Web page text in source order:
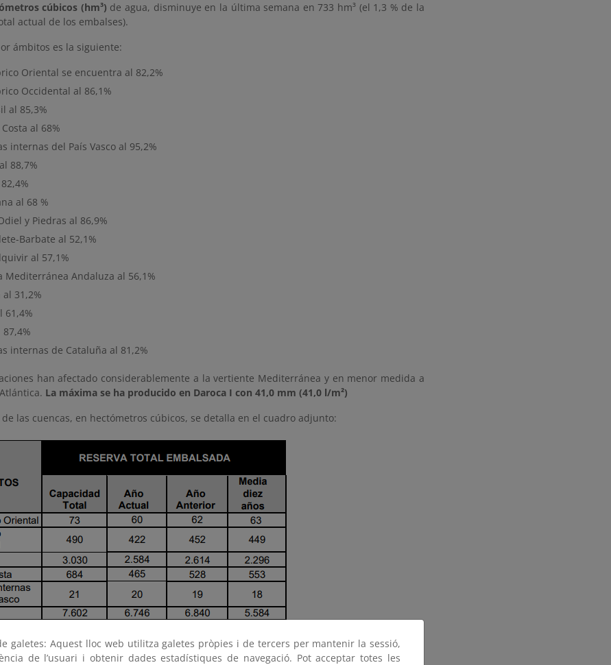
cúbicos (hm³) de agua, disminuye en la última semana en 733 hm³ (el 1,3 % de la
actual de los embalses).
ámbitos es la siguiente:
Oriental se encuentra al 82,2%
Occidental al 86,1%
al 85,3%
al 68%
internas del País Vasco al 95,2%
88,7%
al 68 %
y Piedras al 86,9%
Barbate al 52,1%
al 57,1%
Mediterránea Andaluza al 56,1%
al 31,2%
61,4%
87,4%
internas de Cataluña al 81,2%
han afectado considerablemente a la vertiente Mediterránea y en menor medida a
La máxima se ha producido en Daroca I con 41,0 mm (41,0 l/m²)
las cuencas, en hectómetros cúbicos, se detalla en el cuadro adjunto:
galetes: Aquest lloc web utilitza galetes pròpies i de tercers per mantenir la sessió,
de l’usuari i obtenir dades estadístiques de navegació. Pot acceptar totes les